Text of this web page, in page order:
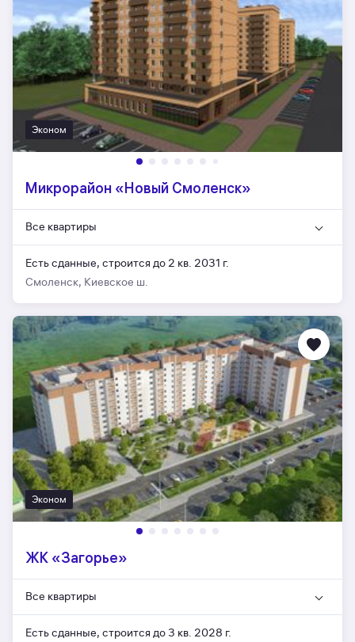
Эконом
Микрорайон «Новый Смоленск»
Все квартиры
Есть сданные, строится до 2 кв. 2031 г.
Смоленск, Киевское ш.
Эконом
ЖК «Загорье»
Все квартиры
Есть сданные, строится до 3 кв. 2028 г.